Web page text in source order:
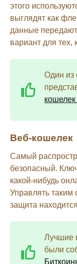
этого
выглядят как
данные
вариант для тех,
Один из
кошелек
Веб-кошелек
Самый
безопасный.
какой-нибудь
Управлять таким
защита
Лучшие
были